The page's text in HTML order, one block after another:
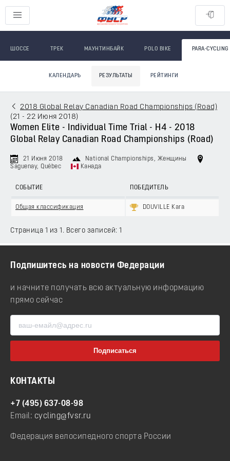
ШОССЕ ТРЕК МАУНТИНБАЙК POLO BIKE PARA-CYCLING
КАЛЕНДАРЬ РЕЗУЛЬТАТЫ РЕЙТИНГИ
2018 Global Relay Canadian Road Championships (Road)
(21 - 22 Июня 2018)
Women Elite - Individual Time Trial - H4 - 2018
Global Relay Canadian Road Championships (Road)
21 Июня 2018 National Championships , Женщины
Saguenay, Québec
Канада
СОБЫТИЕ ПОБЕДИТЕЛЬ
Общая классификация DOUVILLE Kara
Страница 1 из 1. Всего записей: 1
Подпишитесь на новости Федерации
и начните получать всю актуальную информацию
прямо сейчас
КОНТАКТЫ
+7 (495) 637-08-98
Email: cycling@fvsr.ru
Федерация велосипедного спорта России